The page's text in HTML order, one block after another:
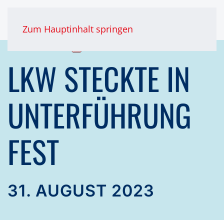
Zum Hauptinhalt springen
LKW STECKTE IN
UNTERFÜHRUNG
FEST
31. AUGUST 2023